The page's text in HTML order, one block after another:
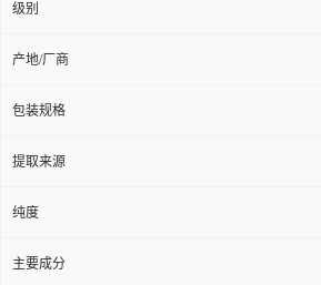
级别
产地/厂商
包装规格
提取来源
纯度
主要成分